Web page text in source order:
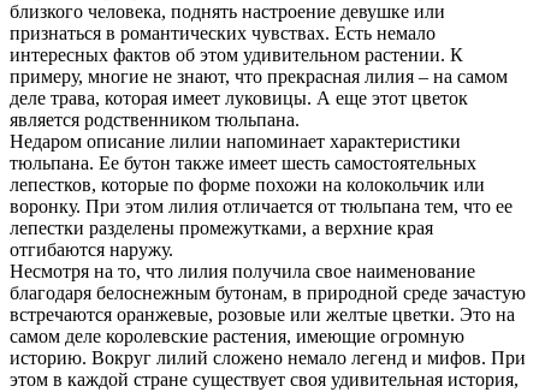
близкого человека, поднять настроение девушке или
признаться в романтических чувствах. Есть немало
интересных фактов об этом удивительном растении. К
примеру, многие не знают, что прекрасная лилия – на самом
деле трава, которая имеет луковицы. А еще этот цветок
является родственником тюльпана.
Недаром описание лилии напоминает характеристики
тюльпана. Ее бутон также имеет шесть самостоятельных
лепестков, которые по форме похожи на колокольчик или
воронку. При этом лилия отличается от тюльпана тем, что ее
лепестки разделены промежутками, а верхние края
отгибаются наружу.
Несмотря на то, что лилия получила свое наименование
благодаря белоснежным бутонам, в природной среде зачастую
встречаются оранжевые, розовые или желтые цветки. Это на
самом деле королевские растения, имеющие огромную
историю. Вокруг лилий сложено немало легенд и мифов. При
этом в каждой стране существует своя удивительная история,